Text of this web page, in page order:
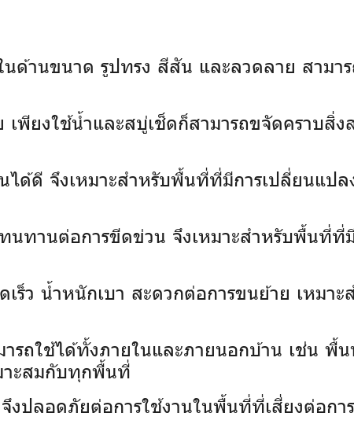
ด้านขนาด รูปทรง สีสัน และลวดลาย สามา
เพียงใช้น้ำและสบู่เช็ดก็สามารถขจัดคราบสิ่
นได้ดี จึงเหมาะสำหรับพื้นที่ที่มีการเปลี่ยนแป
นทานต่อการขีดข่วน จึงเหมาะสำหรับพื้นที่ที่
เร็ว น้ำหนักเบา สะดวกต่อการขนย้าย เหมาะ
ารถใช้ได้ทั้งภายในและภายนอกบ้าน เช่น พื้
าะสมกับทุกพื้นที่
งปลอดภัยต่อการใช้งานในพื้นที่ที่เสี่ยงต่อกา